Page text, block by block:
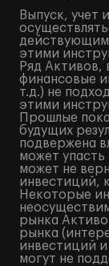
Выпуск, учет
действующим
этими
Ряд Активов,
финансовые
т.д.) не
этими
Прошлые
будущих
подвержена
может
может не
инвестиций,
Некоторые
рынка
рынка
инвестиций
могут не